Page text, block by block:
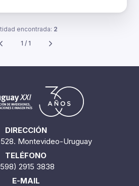
encontrada: 2
1 / 1
DIRECCIÓN
Montevideo-Uruguay
TELÉFONO
2915 3838
E-MAIL